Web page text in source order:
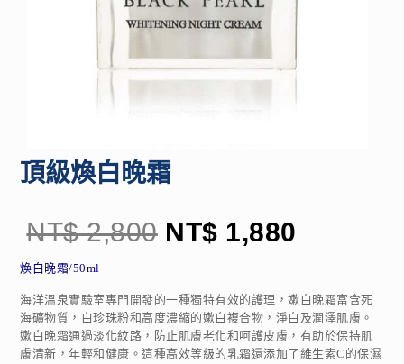
頂級煥白晚霜
NT$2,800 NT$ 1,880
煥白晚霜/50ml
海洋溫泉實驗室專門開發的一種獨特有效的護理，嫰白晚霜富含死
海礦物質，白珍珠粉和高度濃縮的嫰白複合物，淨白及潤澤肌膚。
嫰白晚霜通過淡化紋路，防止肌膚老化和呵護皮膚，有助於保持肌
膚清新，年輕和健康。這種高效等級的乳霜還添加了維生素C的保濕